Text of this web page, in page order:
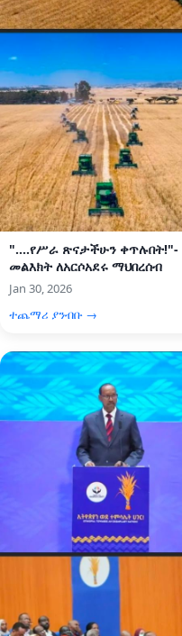
"....የሥራ ጽናታችሁን
መልእክት ለአርሶአደሩ ማህበረሰብ
Jan 30, 2026
ተጨማሪ ያንብቡ →